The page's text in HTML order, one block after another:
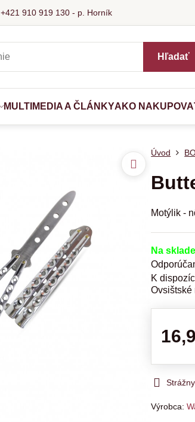
+421 910 919 130 - p. Horník
Hľadať
MULTIMEDIA A ČLÁNKYAKO
Úvod
Motýlik -
Na sklade
Ovsištské
Výrobca: